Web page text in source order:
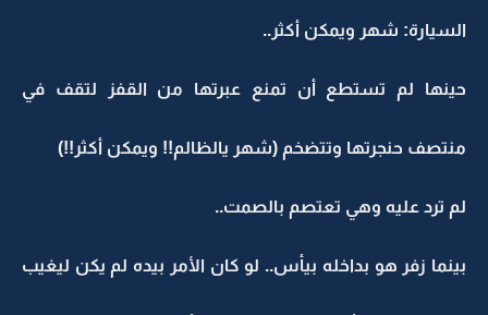
السيارة: شهر ويمكن أكثر..
حينها لم تستطع أن تمنع عبرتها من القفز لتقف في
منتصف حنجرتها وتتضخم (شهر يالظالم!! ويمكن أكثر!!)
لم ترد عليه وهي تعتصم بالصمت..
بينما زفر هو بداخله بيأس.. لو كان الأمر بيده لم يكن ليغيب